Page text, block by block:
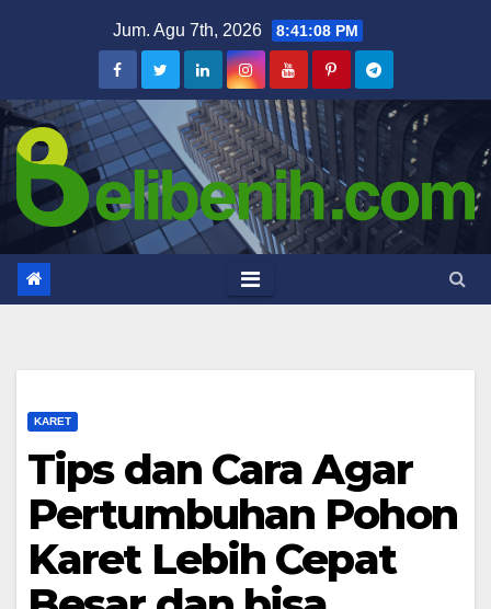
Jum. Agu 7th, 2026 8:41:09 PM
KARET
Tips dan Cara Agar
Pertumbuhan Pohon
Karet Lebih Cepat